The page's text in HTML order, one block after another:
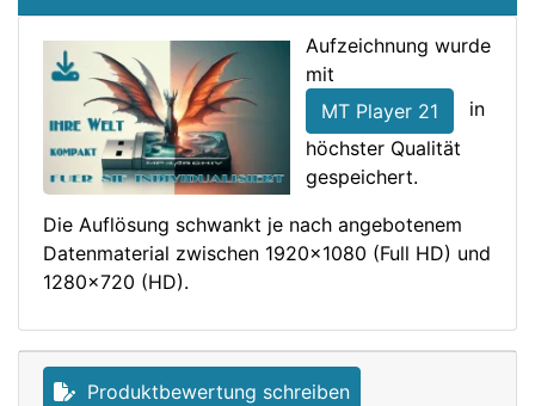
Aufzeichnung wurde
mit
MT Player 21
in
höchster Qualität
gespeichert.
Die Auflösung schwankt je nach angebotenem
Datenmaterial zwischen 1920x1080 (Full HD) und
1280x720 (HD).
Produktbewertung schreiben